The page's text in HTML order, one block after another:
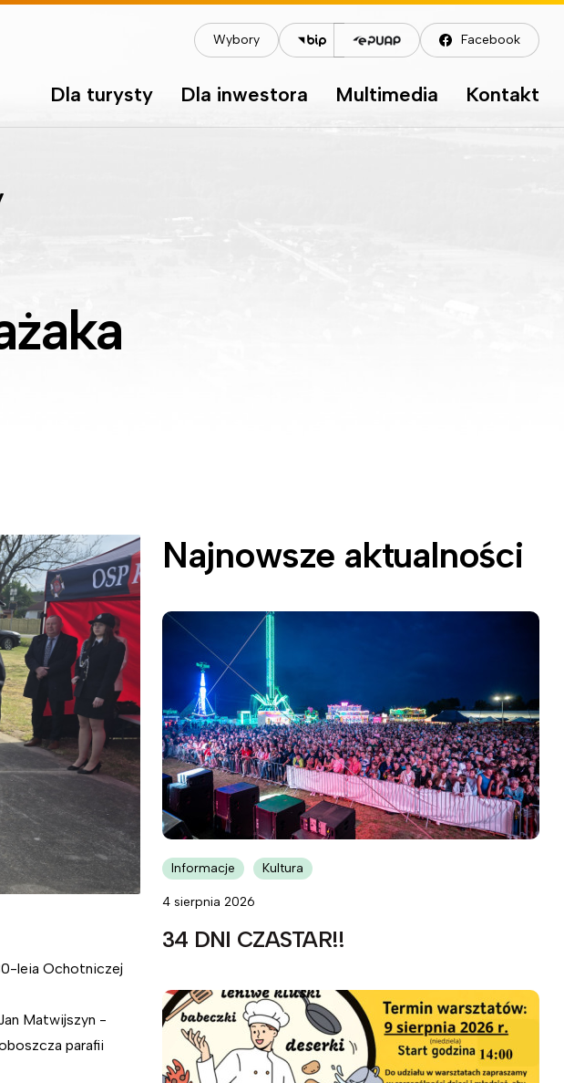
Wybory Facebook
Dla turysty Dla inwestora Multimedia Kontakt
leia Ochotniczej
Matwijszyn -
parafii
Najnowsze aktualności
Informacje Kultura
4 sierpnia 2026
34 DNI CZASTAR!!